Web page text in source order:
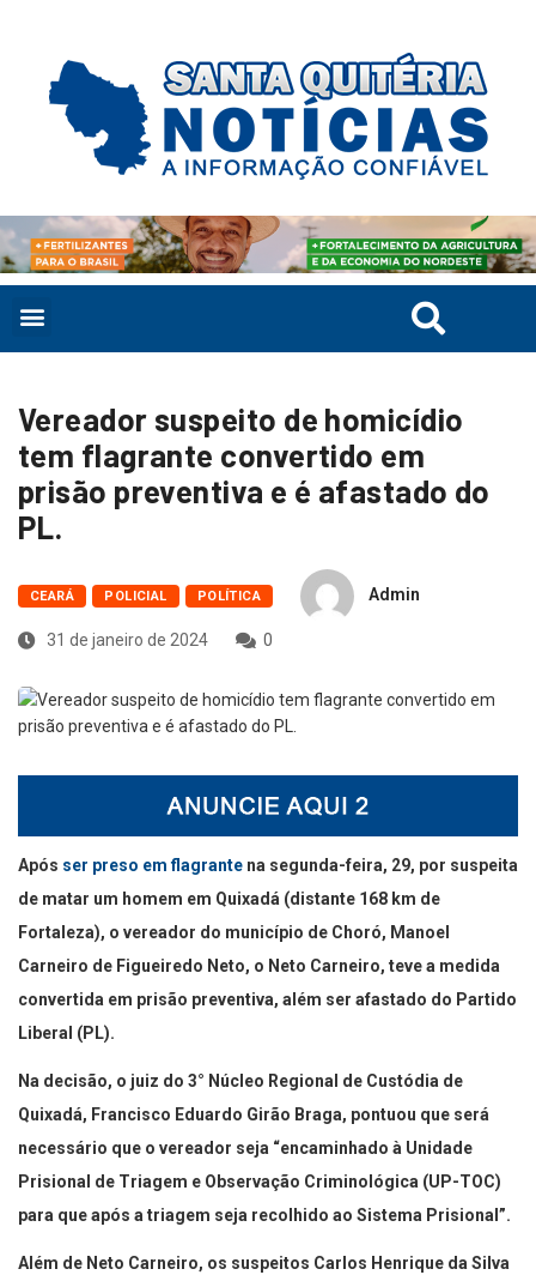
Vereador suspeito de homicídio
tem flagrante convertido em
prisão preventiva e é afastado do
PL.
CEARÁ POLICIAL POLÍTICA Admin
31 de janeiro de 2024 0
Após ser preso em flagrante na segunda-feira, 29, por suspeita
de matar um homem em Quixadá (distante 168 km de
Fortaleza), o vereador do município de Choró, Manoel
Carneiro de Figueiredo Neto, o Neto Carneiro, teve a medida
convertida em prisão preventiva, além ser afastado do Partido
Liberal (PL).
Na decisão, o juiz do 3° Núcleo Regional de Custódia de
Quixadá, Francisco Eduardo Girão Braga, pontuou que será
necessário que o vereador seja “encaminhado à Unidade
Prisional de Triagem e Observação Criminológica (UP-TOC)
para que após a triagem seja recolhido ao Sistema Prisional”.
Além de Neto Carneiro, os suspeitos Carlos Henrique da Silva